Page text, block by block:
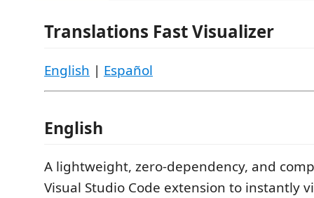
Translations Fast Visualizer
English | Español
English
A lightweight, zero-dependency, and
Visual Studio Code extension to instantly